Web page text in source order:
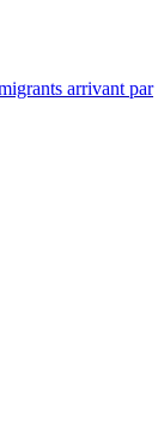
arrivant par